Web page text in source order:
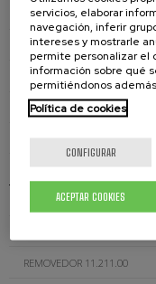
PALETA 7.112.00
PALETA 7.113.00
MANGOS CAB.016
PALETA MN-65
TAPA BIDÓN 7.401.00
TAPA DEPÓSITO 7.501.00
TAPA DEPÓSITO 7.502.00
REMOVEDOR 11.211.00
servicios, elaborar
navegación, inferir
intereses y mostrarle
permite personalizar el
información sobre qué
permitiéndonos
Política de cookies
CONFIGURAR
ACEPTAR COOKIES